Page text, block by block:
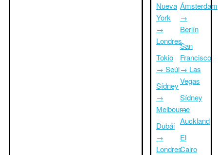
Nueva
York
→
Londres
Tokio
→ Seúl
Sídney
→
Melbourne
Dubái
→
Londres
Ámsterdam
→
Berlín
San
Francisco
→ Las
Vegas
Sídney
→
Auckland
El
Cairo